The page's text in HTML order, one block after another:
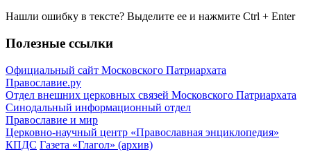
Нашли ошибку в тексте? Выделите ее и нажмите Ctrl + Enter
Полезные ссылки
Официальный сайт Московского Патриархата
Православие.ру
Отдел внешних церковных связей Московского Патриархата
Синодальный информационный отдел
Православие и мир
Церковно-научный центр «Православная энциклопедия»
КПДС Газета «Глагол» (архив)